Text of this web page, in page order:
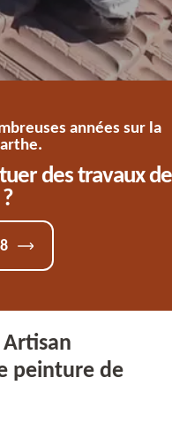
années sur la
des travaux de
Artisan
peinture de